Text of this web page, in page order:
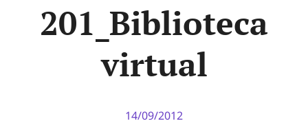
201_Biblioteca
virtual
14/09/2012